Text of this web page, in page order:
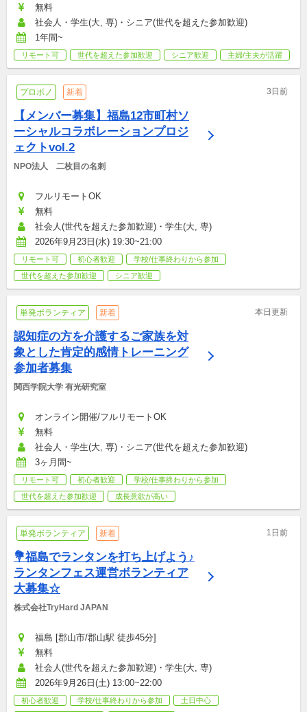
無料
社会人・学生(大, 専)・シニア(世代を超えた参加歓迎)
1年間~
リモート可 世代を超えた参加歓迎 シニア歓迎 主婦/主夫が活躍
プロボノ 新着 3日前
【メンバー募集】福島12市町村ソ
ーシャルコラボレーションプロジ
ェクトvol.2
NPO法人　二枚目の名刺
フルリモートOK
無料
社会人(世代を超えた参加歓迎)・学生(大, 専)
2026年9月23日(水) 19:30~21:00
リモート可 初心者歓迎
学校/仕事終わりから参加
世代を超えた参加歓迎
シニア歓迎
単発ボランティア 新着 本日更新
認知症の方を介護するご家族を対
象とした肯定的感情トレーニング
参加者募集
関西学院大学 有光研究室
オンライン開催/フルリモートOK
無料
社会人・学生(大, 専)・シニア(世代を超えた参加歓迎)
3ヶ月間~
リモート可 初心者歓迎
学校/仕事終わりから参加
世代を超えた参加歓迎
成長意欲が高い
単発ボランティア 新着 1日前
💐福島でランタンを打ち上げよう♪
ランタンフェス運営ボランティア
大募集☆
株式会社TryHard JAPAN
福島 [郡山市/郡山駅 徒歩45分]
無料
社会人(世代を超えた参加歓迎)・学生(大, 専)
2026年9月26日(土) 13:00~22:00
初心者歓迎 学校/仕事終わりから参加
土日中心